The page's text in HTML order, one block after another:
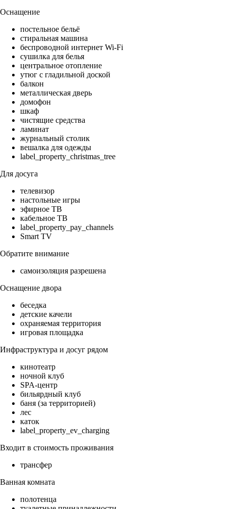
Оснащение
постельное бельё
стиральная машина
беспроводной интернет Wi-Fi
сушилка для белья
центральное отопление
утюг с гладильной доской
балкон
металлическая дверь
домофон
шкаф
чистящие средства
ламинат
журнальный столик
вешалка для одежды
label_property_christmas_tree
Для досуга
телевизор
настольные игры
эфирное ТВ
кабельное ТВ
label_property_pay_channels
Smart TV
Обратите внимание
самоизоляция разрешена
Оснащение двора
беседка
детские качели
охраняемая территория
игровая площадка
Инфраструктура и досуг рядом
кинотеатр
ночной клуб
SPA-центр
бильярдный клуб
баня (за территорией)
лес
каток
label_property_ev_charging
Входит в стоимость проживания
трансфер
Ванная комната
полотенца